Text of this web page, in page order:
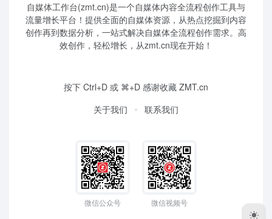
自媒体工作台(zmt.cn)是一个自媒体内容全流程创作工具与
流量增长平台！提供全面的自媒体资源，从热点挖掘到内容
创作再到数据分析，一站式解决自媒体全流程创作需求。高
效创作，轻松增长，从zmt.cn现在开始！
按下 Ctrl+D 或 ⌘+D 感谢收藏 ZMT.cn
关于我们
联系我们
微信公众号 微信视频号